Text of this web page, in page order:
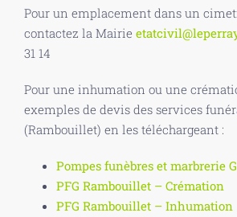
Pour un emplacement dans un
contactez la Mairie
31 14
Pour une inhumation ou une
exemples de devis des services
(Rambouillet) en les téléchargeant :
Pompes funèbres et marbrerie
PFG Rambouillet – Crémation
PFG Rambouillet – Inhumation